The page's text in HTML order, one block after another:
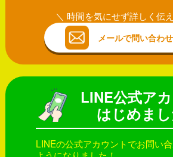
時間を気にせず詳しく伝
メールで問い合わ
LINE公式ア
はじめまし
LINEの公式アカウントでお問い